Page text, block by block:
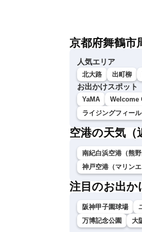
京都府舞鶴市
人気エリア
北大路 出町柳
お出かけスポット
YaMA Welcome
ライジングフィー
空港の天気（
南紀白浜空港（熊
神戸空港（マリンエ
注目のお出か
阪神甲子園球場
万博記念公園
大